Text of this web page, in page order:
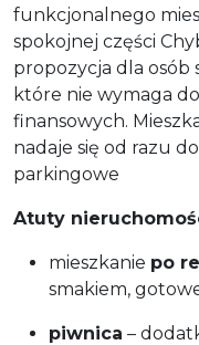
funkcjonalnego
spokojnej części
propozycja dla
które nie wymaga
finansowych.
nadaje się od razu
parkingowe
Atuty
mieszkanie po
smakiem,
piwnica –